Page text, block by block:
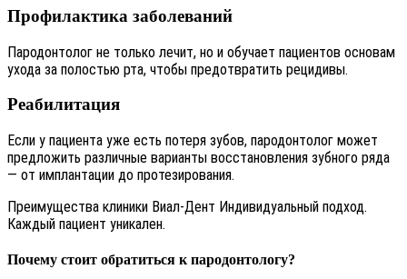
Профилактика заболеваний
Пародонтолог не только лечит, но и обучает пациентов основам
ухода за полостью рта, чтобы предотвратить рецидивы.
Реабилитация
Если у пациента уже есть потеря зубов, пародонтолог может
предложить различные варианты восстановления зубного ряда
— от имплантации до протезирования.
Преимущества клиники Виал-Дент Индивидуальный подход.
Каждый пациент уникален.
Почему стоит обратиться к пародонтологу?